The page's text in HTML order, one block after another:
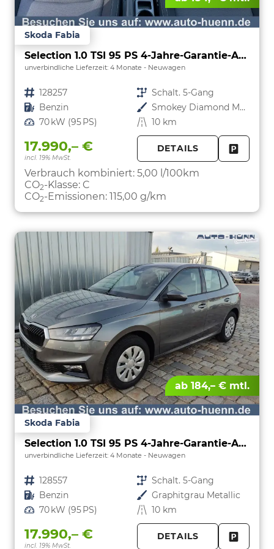
Skoda Fabia
Selection 1.0 TSI 95 PS 4-Jahre-Garantie-AppleCarPlay-AndroidAuto-LED-PDC-Sitzheizung-DAB-Klima
unverbindliche Lieferzeit: 4 Monate Neuwagen
Fahrzeugnr. 128257 Getriebe Schalt. 5-Gang
Kraftstoff Benzin Außenfarbe
Smokey Diamond Metallic
Leistung 70 kW (95 PS) Kilometerstand 10 km
17.990,– €
incl. 19% MwSt.
DETAILS
Verbrauch kombiniert: 5,00 l/100km
CO2-Klasse: C
CO2-Emissionen: 115,00 g/km
ab 184,– € mtl.
Skoda Fabia
Selection 1.0 TSI 95 PS 4-Jahre-Garantie-AppleCarPlay-AndroidAuto-LED-PDC-Sitzheizung-DAB-Klima
unverbindliche Lieferzeit: 4 Monate Neuwagen
Fahrzeugnr. 128557 Getriebe Schalt. 5-Gang
Kraftstoff Benzin Außenfarbe Graphitgrau Metallic
Leistung 70 kW (95 PS) Kilometerstand 10 km
17.990,– €
incl. 19% MwSt.
DETAILS